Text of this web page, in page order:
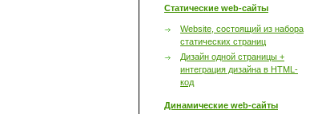
Статические web-сайты
Website, состоящий из набора
статических страниц
Дизайн одной страницы +
интеграция дизайна в HTML-
код
Динамические web-сайты